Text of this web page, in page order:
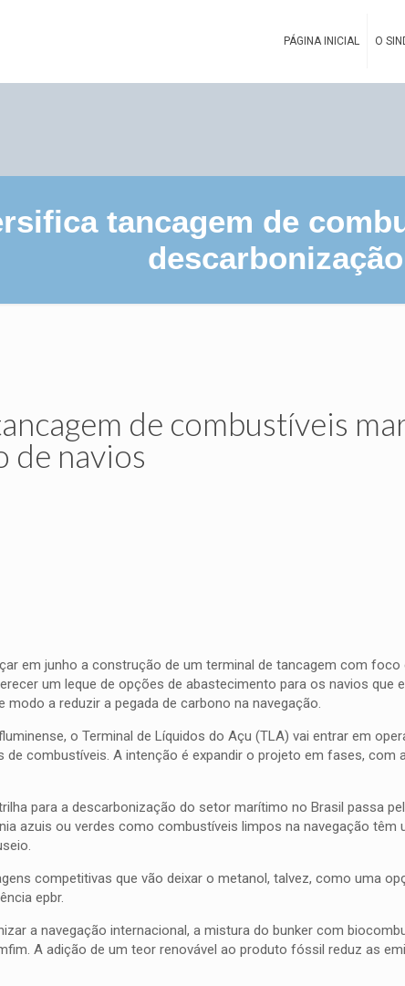
PÁGINA INICIAL O
tancagem de
de combustíveis
de navios
em junho a construção de um terminal de tancagem com
um leque de opções de abastecimento para os navios que
a reduzir a pegada de carbono na navegação.
o Terminal de Líquidos do Açu (TLA) vai entrar em
combustíveis. A intenção é expandir o projeto em fases, com
para a descarbonização do setor marítimo no Brasil passa
azuis ou verdes como combustíveis limpos na navegação têm
competitivas que vão deixar o metanol, talvez, como uma
epbr.
a navegação internacional, a mistura do bunker com
A adição de um teor renovável ao produto fóssil reduz as